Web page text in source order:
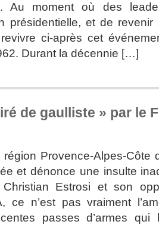
Au moment où des
présidentielle, et de
ci-après cet
Durant la décennie […]
de gaulliste » par le
Provence-Alpes-Côte
et dénonce une insulte
Estrosi et son
ce n’est pas vraiment
passes d’armes